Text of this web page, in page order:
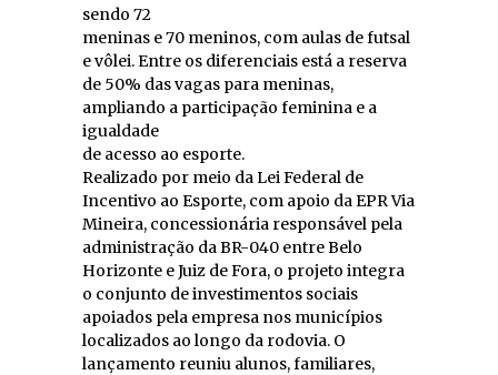
sendo 72
meninas e 70 meninos, com aulas de futsal
e vôlei. Entre os diferenciais está a reserva
de 50% das vagas para meninas,
ampliando a participação feminina e a
igualdade
de acesso ao esporte.
Realizado por meio da Lei Federal de
Incentivo ao Esporte, com apoio da EPR Via
Mineira, concessionária responsável pela
administração da BR-040 entre Belo
Horizonte e Juiz de Fora, o projeto integra
o conjunto de investimentos sociais
apoiados pela empresa nos municípios
localizados ao longo da rodovia. O
lançamento reuniu alunos, familiares,